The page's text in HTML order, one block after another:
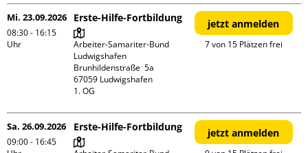
Mi. 23.09.2026
08:30 - 16:15
Uhr
Erste-Hilfe-Fortbildung
Arbeiter-Samariter-Bund
Ludwigshafen
Brunhildenstraße  5a
67059 Ludwigshafen
1. OG
jetzt anmelden
7 von 15 Plätzen frei
Sa. 26.09.2026
09:00 - 16:45
Erste-Hilfe-Fortbildung jetzt anmelden